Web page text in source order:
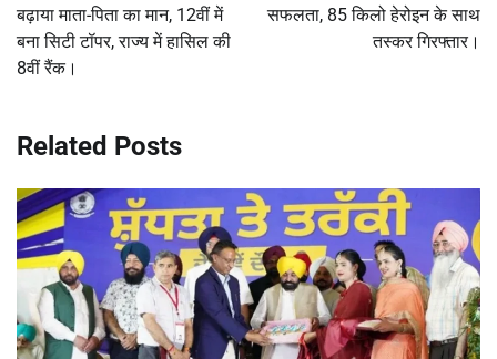
बढ़ाया माता-पिता का मान, 12वीं में
बना सिटी टॉपर, राज्य में हासिल की
8वीं रैंक।
सफलता, 85 किलो हेरोइन के साथ
तस्कर गिरफ्तार।
Related Posts